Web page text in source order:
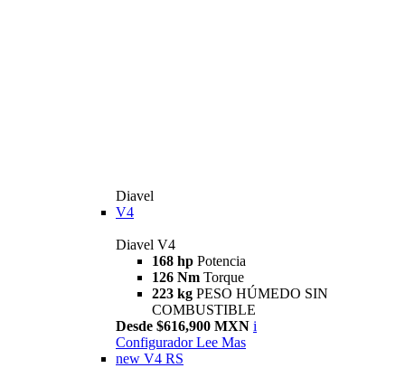
Diavel
V4
Diavel V4
168 hp Potencia
126 Nm Torque
223 kg PESO HÚMEDO SIN
COMBUSTIBLE
Desde $616,900 MXN i
Configurador Lee Mas
new V4 RS